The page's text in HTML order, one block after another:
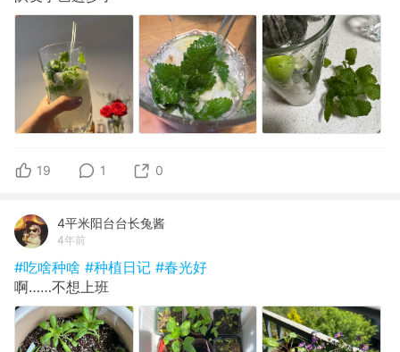
19 1 0
4平米阳台台长兔酱
4年前
#吃啥种啥 #种植日记 #春光好
啊……不想上班